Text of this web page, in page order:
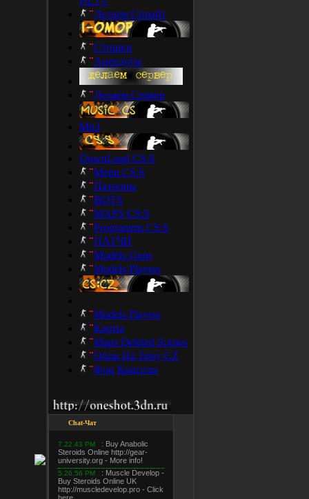
Делаем Спрайт
Стишки
Анекдоты
Делаем Сервер
Mp3
DownLoad CS:S
Menu CS:S
Патроны
BOTS
MAPS CS:S
Programms CS:S
ПАТЧИ
Models Guns
Models Players
Models Players
Карты
Maps Deleted Scenes
Обои На Тему CZ
Фон Консоли
Chat-Чат